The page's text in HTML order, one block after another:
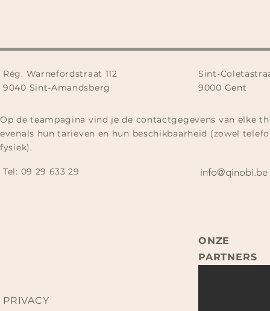
Rég. Warnefordstraat 112
9040 Sint-Amandsberg
Sint-
9000 Gent
Op de teampagina vind je de contactgegevens van elke
evenals hun tarieven en hun beschikbaarheid (zowel
fysiek).
Tel: 09 29 633 29​ info@qinobi.be
ONZE
PARTNERS
PRIVACY